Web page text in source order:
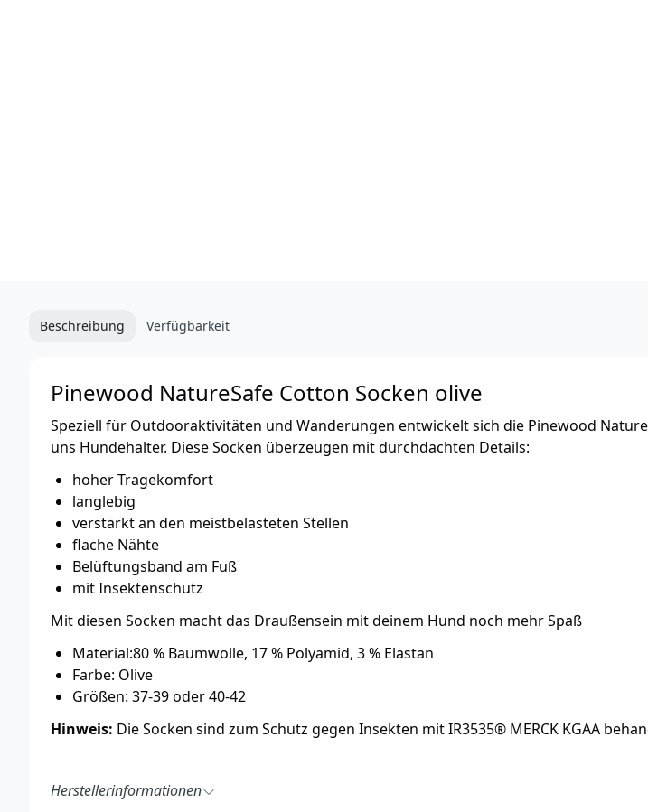
Beschreibung Verfügbarkeit
Pinewood NatureSafe Cotton Socken olive
Speziell für Outdooraktivitäten und Wanderungen entwickelt sich die Pinewood
uns Hundehalter. Diese Socken überzeugen mit durchdachten Details:
hoher Tragekomfort
langlebig
verstärkt an den meistbelasteten Stellen
flache Nähte
Belüftungsband am Fuß
mit Insektenschutz
Mit diesen Socken macht das Draußensein mit deinem Hund noch mehr Spaß
Material:80 % Baumwolle, 17 % Polyamid, 3 % Elastan
Farbe: Olive
Größen: 37-39 oder 40-42
Hinweis: Die Socken sind zum Schutz gegen Insekten mit IR3535® MERCK KGAA
Herstellerinformationen